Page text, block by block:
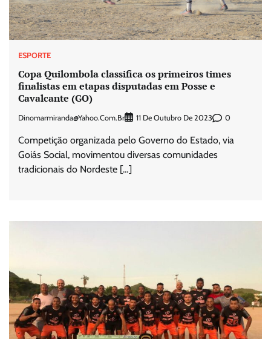
ESPORTE
Copa Quilombola classifica os primeiros times
finalistas em etapas disputadas em Posse e
Cavalcante (GO)
Dinomarmiranda@yahoo.com.br 11 De Outubro De 2023 0
Competição organizada pelo Governo do Estado, via
Goiás Social, movimentou diversas comunidades
tradicionais do Nordeste […]